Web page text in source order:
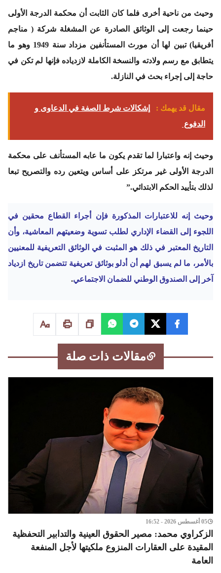
وحيث من ناحية أخرى فلما كان الثابت أن محكمة الدرجة الأولى
حينما رجعت إلى الوثائق الصادرة عن المشغلة شركة ( مناجم
أفريقيا) تبين لها أن مورث المستأنفين مزداد سنة 1949 وهو ما
يتطابق مع رسم ولادته والنسخة الكاملة لازدياده فإنها لم تكن في
حاجة إلى إجراء بحث في النازلة.
مقال قد يهمك :
إشكالات شرط الصفة في الدعاوى و
الدفوع
وحيث إنه واعتبارا لما تقدم يكون ما عابه المستأنف على محكمة
الدرجة الأولى غير مرتكز على أساس ويتعين رده والتصريح تبعا
لذلك بتأييد الحكم الابتدائي.”
وحيث إنه للاعتبارات المذكورة فإن أجراء القطاع محقين في
اللجوء إلى القضاء الإداري لطلب تسوية وضعيتهم المعاشية، وأن
التاريخ المعتبر في ذلك هو المثبت في الوثائق التعريفية للمعنيين
بالأمر، ما لم يسبق لهم أن أدلو بوثائق تعريفية تتضمن تاريخ ازدياد
آخر إلى الصندوق الوطني للضمان الاجتماعي.
مقالات ذات صلة
05 أغسطس 2026 - 16:52
الزكراوي محمد: مصير الحقوق العينية والتدابير التحفظية
المقيدة على العقارات المنزوع ملكيتها لأجل المنفعة
العامة